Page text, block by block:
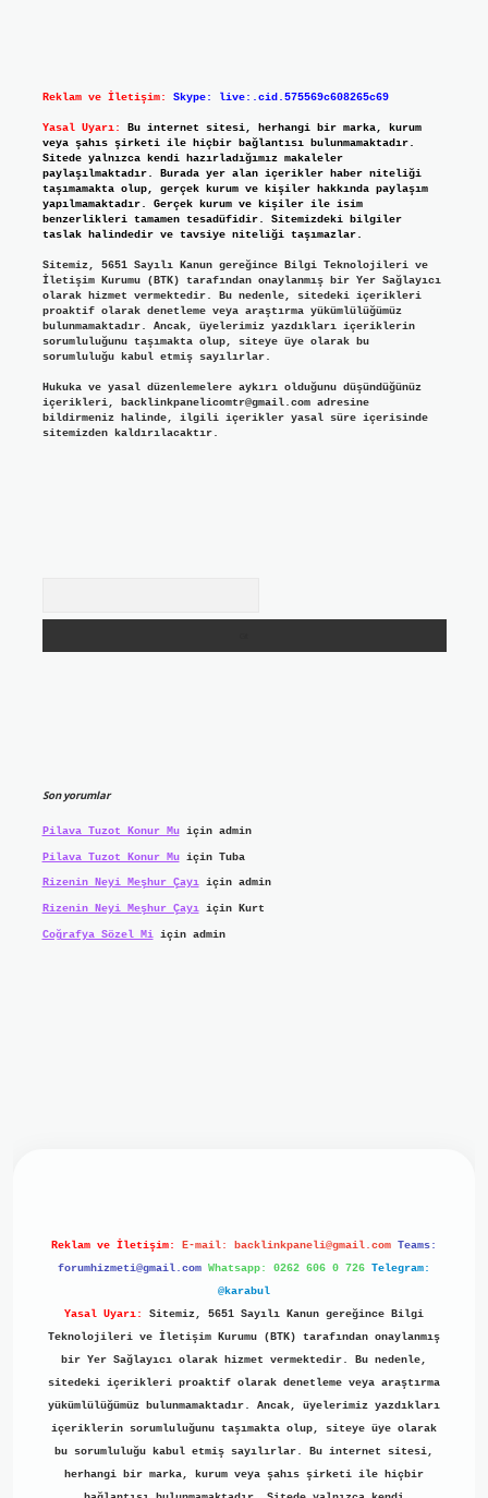
Reklam ve İletişim: Skype: live:.cid.575569c608265c69
Yasal Uyarı:
Bu internet sitesi, herhangi bir marka, kurum
veya şahıs şirketi ile hiçbir bağlantısı bulunmamaktadır.
Sitede yalnızca kendi hazırladığımız makaleler
paylaşılmaktadır. Burada yer alan içerikler haber niteliği
taşımamakta olup, gerçek kurum ve kişiler hakkında paylaşım
yapılmamaktadır. Gerçek kurum ve kişiler ile isim
benzerlikleri tamamen tesadüfidir. Sitemizdeki bilgiler
taslak halindedir ve tavsiye niteliği taşımazlar.
Sitemiz, 5651 Sayılı Kanun gereğince Bilgi Teknolojileri ve
İletişim Kurumu (BTK) tarafından onaylanmış bir Yer Sağlayıcı
olarak hizmet vermektedir. Bu nedenle, sitedeki içerikleri
proaktif olarak denetleme veya araştırma yükümlülüğümüz
bulunmamaktadır. Ancak, üyelerimiz yazdıkları içeriklerin
sorumluluğunu taşımakta olup, siteye üye olarak bu
sorumluluğu kabul etmiş sayılırlar.
Hukuka ve yasal düzenlemelere aykırı olduğunu düşündüğünüz
içerikleri, backlinkpanelicomtr@gmail.comadresine
bildirmeniz halinde, ilgili içerikler yasal süre içerisinde
sitemizden kaldırılacaktır.
Son yorumlar
Pilava Tuzot Konur Muiçin admin
Pilava Tuzot Konur Muiçin Tuba
Rizenin Neyi Meşhur Çayıiçin admin
Rizenin Neyi Meşhur Çayıiçin Kurt
Coğrafya Sözel Miiçin admin
Reklam ve İletişim: E-mail: backlinkpaneli@gmail.com Teams:
forumhizmeti@gmail.com Whatsapp: 0262 606 0 726 Telegram:
@karabul
Yasal Uyarı:
Sitemiz, 5651 Sayılı Kanun gereğince Bilgi
Teknolojileri ve İletişim Kurumu (BTK) tarafından onaylanmış
bir Yer Sağlayıcı olarak hizmet vermektedir. Bu nedenle,
sitedeki içerikleri proaktif olarak denetleme veya araştırma
yükümlülüğümüz bulunmamaktadır. Ancak, üyelerimiz yazdıkları
içeriklerin sorumluluğunu taşımakta olup, siteye üye olarak
bu sorumluluğu kabul etmiş sayılırlar. Bu internet sitesi,
herhangi bir marka, kurum veya şahıs şirketi ile hiçbir